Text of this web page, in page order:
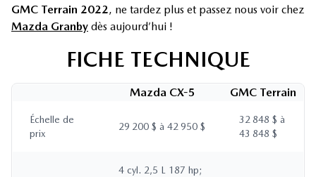
GMC Terrain 2022, ne tardez plus et passez nous voir chez
Mazda Granby dès aujourd’hui !
FICHE TECHNIQUE
Mazda CX-5 GMC Terrain
Échelle de
prix
29 200 $ à 42 950 $
32 848 $ à
43 848 $
4 cyl. 2,5 L 187 hp;